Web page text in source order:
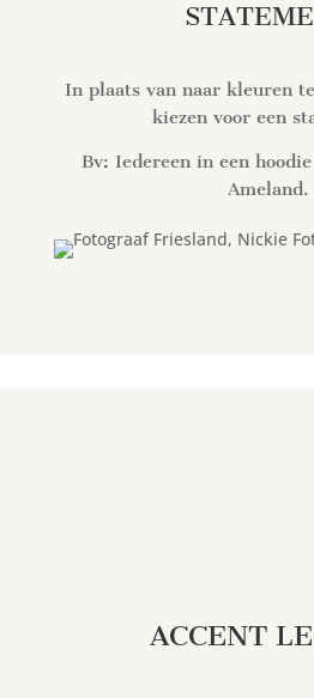
In plaats van naar kleuren
kiezen voor een
Bv: Iedereen in een
Ameland.
ACCENT